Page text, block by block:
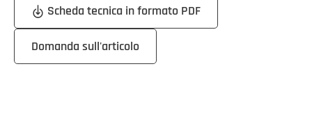
Scheda tecnica in formato PDF
Domanda sull'articolo